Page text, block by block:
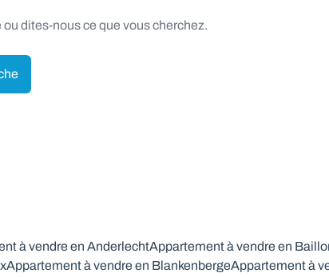
dites-nous ce que vous cherchez.
à vendre en AnderlechtAppartement à vendre en
Appartement à vendre en BlankenbergeAppartement à